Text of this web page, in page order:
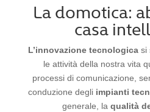
La domotica:
casa
L’innovazione tecnologica si
le attività della nostra vita
processi di comunicazione,
conduzione degli impianti
generale, la qualità